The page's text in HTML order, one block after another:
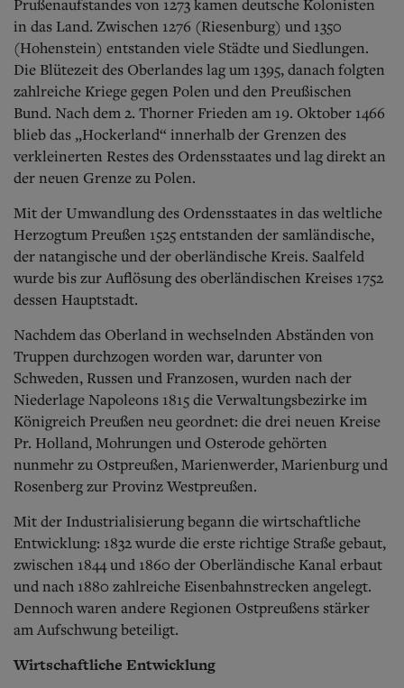
Prußenaufstandes von 1273 kamen deutsche Kolonisten
in das Land. Zwischen 1276 (Riesenburg) und 1350
(Hohenstein) entstanden viele Städte und Siedlungen.
Die Blütezeit des Oberlandes lag um 1395, danach folgten
zahlreiche Kriege gegen Polen und den Preußischen
Bund. Nach dem 2. Thorner Frieden am 19. Oktober 1466
blieb das „Hockerland“ innerhalb der Grenzen des
verkleinerten Restes des Ordensstaates und lag direkt an
der neuen Grenze zu Polen.
Mit der Umwandlung des Ordensstaates in das weltliche
Herzogtum Preußen 1525 entstanden der samländische,
der natangische und der oberländische Kreis. Saalfeld
wurde bis zur Auflösung des oberländischen Kreises 1752
dessen Hauptstadt.
Nachdem das Oberland in wechselnden Abständen von
Truppen durchzogen worden war, darunter von
Schweden, Russen und Franzosen, wurden nach der
Niederlage Napoleons 1815 die Verwaltungsbezirke im
Königreich Preußen neu geordnet: die drei neuen Kreise
Pr. Holland, Mohrungen und Osterode gehörten
nunmehr zu Ostpreußen, Marienwerder, Marienburg und
Rosenberg zur Provinz Westpreußen.
Mit der Industrialisierung begann die wirtschaftliche
Entwicklung: 1832 wurde die erste richtige Straße gebaut,
zwischen 1844 und 1860 der Oberländische Kanal erbaut
und nach 1880 zahlreiche Eisenbahnstrecken angelegt.
Dennoch waren andere Regionen Ostpreußens stärker
am Aufschwung beteiligt.
Wirtschaftliche Entwicklung